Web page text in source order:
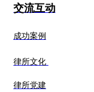
交流互动
成功案例
律所文化
律所党建